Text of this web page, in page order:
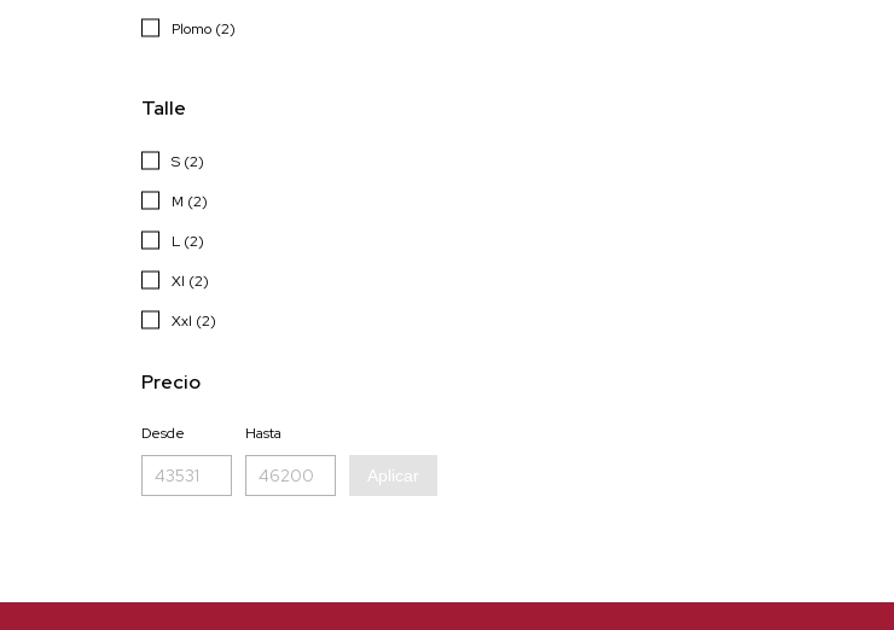
Plomo (2)
Talle
S (2)
M (2)
L (2)
Xl (2)
Xxl (2)
Precio
Desde Hasta
Aplicar